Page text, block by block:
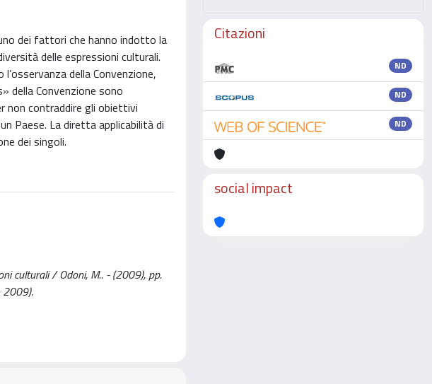
dei fattori che hanno indotto la
delle espressioni culturali.
della Convenzione,
della Convenzione sono
non contraddire gli obiettivi
Paese. La diretta applicabilità di
dei singoli.
culturali / Odoni, M.. - (2009), pp.
2009).
Citazioni
ND
ND
ND
social impact